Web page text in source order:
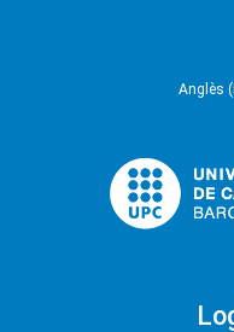
Anglès